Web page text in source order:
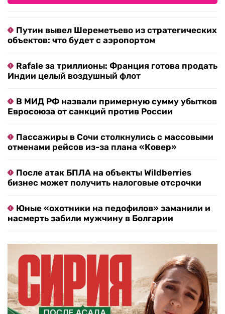
Путин вывел Шереметьево из стратегических
объектов: что будет с аэропортом
Rafale за триллионы: Франция готова продать
Индии целый воздушный флот
В МИД РФ назвали примерную сумму убытков
Евросоюза от санкций против России
Пассажиры в Сочи столкнулись с массовыми
отменами рейсов из-за плана «Ковер»
После атак БПЛА на объекты Wildberries
бизнес может получить налоговые отсрочки
Юные «охотники на педофилов» заманили и
насмерть забили мужчину в Болгарии